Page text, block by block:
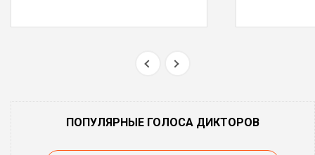
ПОПУЛЯРНЫЕ ГОЛОСА ДИКТОРОВ